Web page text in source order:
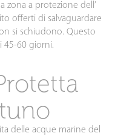
a protezione dell’
offerti di salvaguardare
si schiudono. Questo
45-60 giorni.
delle acque marine del